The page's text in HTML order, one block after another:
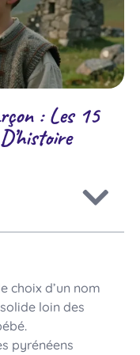
: Les 15
choix d’un nom
loin des
pyrénéens